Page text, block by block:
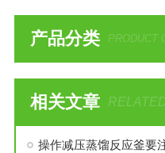
产品分类 PRODUCT
相关文章
操作减压蒸馏反应釜要